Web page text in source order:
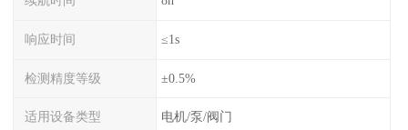
响应时间 ≤1s
检测精度等级 ±0.5%
适用设备类型 电机/泵/阀门